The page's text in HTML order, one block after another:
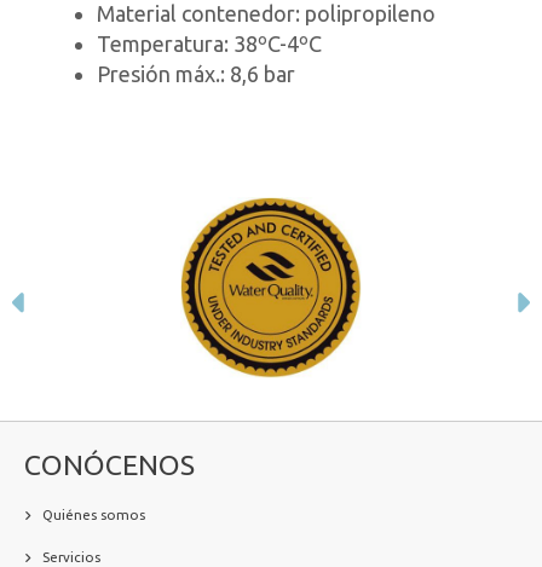
Material contenedor: polipropileno
Temperatura: 38ºC-4ºC
Presión máx.: 8,6 bar
CONÓCENOS
Quiénes somos
Servicios